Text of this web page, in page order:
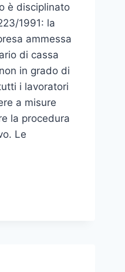
è disciplinato
1991: la
ammessa
di cassa
in grado di
i lavoratori
a misure
la procedura
Le